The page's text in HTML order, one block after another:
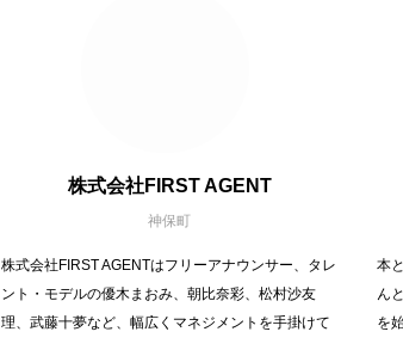
株式会社FIRST AGENT
神保町
株式会社FIRST AGENTはフリーアナウンサー、タレ
ント・モデルの優木まおみ、朝比奈彩、松村沙友
理、武藤十夢など、幅広くマネジメントを手掛けて
本
ん
を